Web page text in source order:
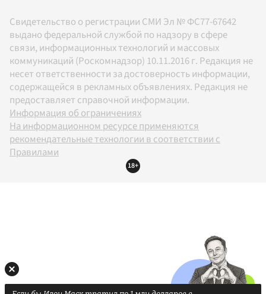
Свидетельство о регистрации СМИ Эл № ФС77-67642
выдано федеральной службой по надзору в сфере
связи, информационных технологий и массовых
коммуникаций (Роскомнадзор) 10.11.2016 г. Редакция не
несет ответственности за достоверность информации,
содержащейся в рекламных объявлениях. Редакция не
предоставляет справочной информации.
Информация об ограничениях
На информационном ресурсе применяются
рекомендательные технологии в соответствии с
Правилами
18+